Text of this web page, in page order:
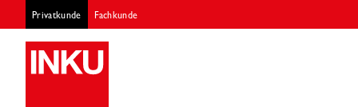
Privatkunde Fachkunde